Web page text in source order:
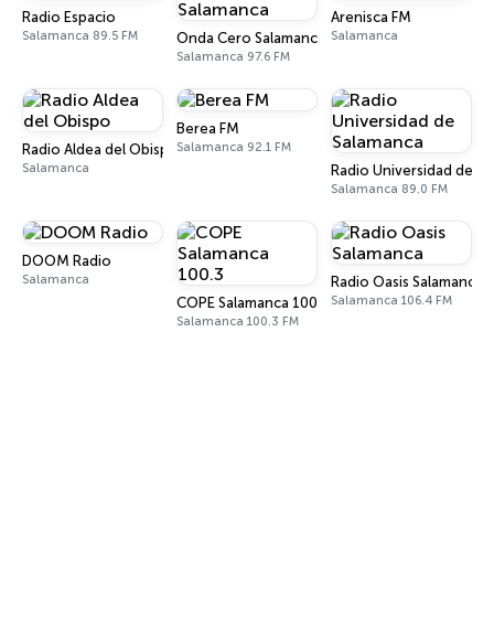
Radio Espacio
Salamanca 89.5 FM Onda Cero Salamanca
Salamanca 97.6 FM
Arenisca FM
Salamanca
Radio Aldea del Obispo
Salamanca
Berea FM
Salamanca 92.1 FM
Radio Universidad de
Salamanca 89.0 FM
DOOM Radio
Salamanca
COPE Salamanca 100.3
Salamanca 100.3 FM
Radio Oasis Salamanca
Salamanca 106.4 FM